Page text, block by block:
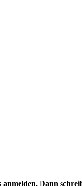
anmelden. Dann